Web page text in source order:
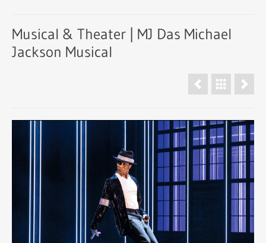
Musical & Theater | MJ Das Michael
Jackson Musical